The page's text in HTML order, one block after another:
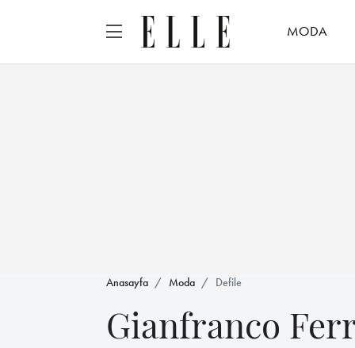
MODA
Anasayfa Moda Defile
Gianfranco